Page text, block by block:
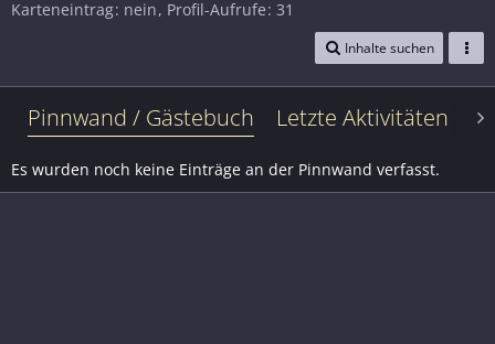
Karteneintrag nein Profil-Aufrufe 31
Inhalte suchen
Pinnwand / Gästebuch Letzte Aktivitäten
Es wurden noch keine Einträge an der Pinnwand verfasst.